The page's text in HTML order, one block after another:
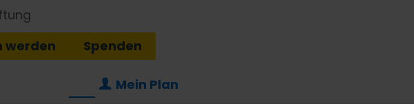
Mein Plan
werden Spenden